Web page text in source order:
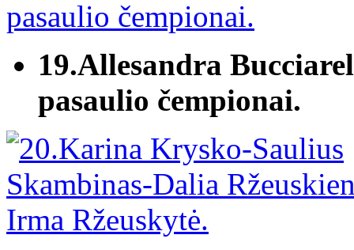
19.Allesandra
pasaulio čempionai.